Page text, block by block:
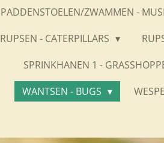
PADDENSTOELEN/ZWAMMEN -
RUPSEN - CATERPILLARS
SPRINKHANEN 1 -
WANTSEN - BUGS